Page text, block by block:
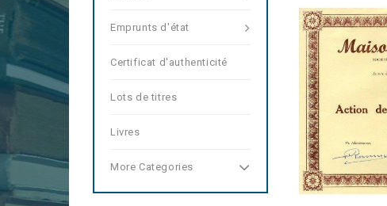
Emprunts d'état
Certificat d'authenticité
Lots de titres
Livres
More Categories